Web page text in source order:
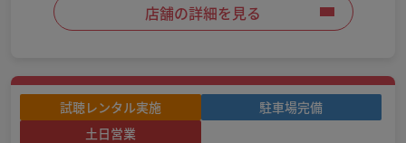
店舗の詳細を見る
試聴レンタル実施
駐車場完備
土日営業